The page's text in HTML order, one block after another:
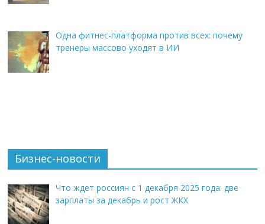
Одна фитнес-платформа против всех: почему
тренеры массово уходят в ИИ
Бизнес-новости
Что ждет россиян с 1 декабря 2025 года: две
зарплаты за декабрь и рост ЖКХ